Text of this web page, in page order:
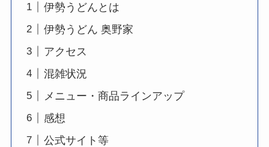
伊勢うどんとは
伊勢うどん 奥野家
アクセス
混雑状況
メニュー・商品ラインアップ
感想
公式サイト等